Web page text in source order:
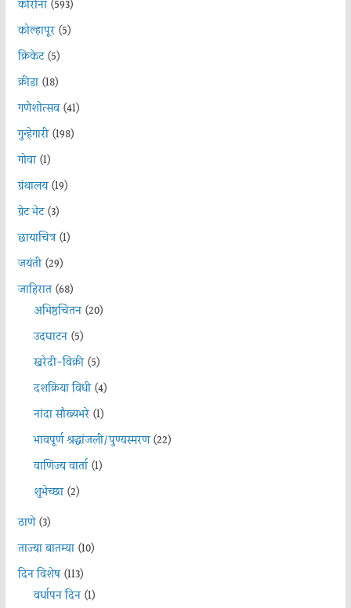
कोरोना(593)
कोल्हापूर(5)
क्रिकेट(5)
क्रीडा(18)
गणेशोत्सव(41)
गुन्हेगारी(198)
गोवा(1)
ग्रंथालय(19)
ग्रेट भेट(3)
छायाचित्र(1)
जयंती(29)
जाहिरात(68)
अभिष्ठचिंतन(20)
उदघाटन(5)
खरेदी-विक्री(5)
दशक्रिया विधी(4)
नांदा सौख्यभरे(1)
भावपूर्ण श्रद्धांजली/पुण्यस्मरण(22)
वाणिज्य वार्ता(1)
शुभेच्छा(2)
ठाणे(3)
ताज्या बातम्या(10)
दिन विशेष(113)
वर्धापन दिन(1)